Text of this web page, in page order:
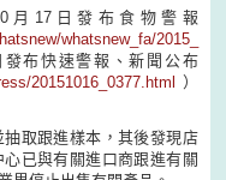
月17日發布食物警報
whatsnew_fa/2015_
發布快速警報、新聞公布
20151016_0377.html
）
取跟進樣本，其後發現店
已與有關進口商跟進有關